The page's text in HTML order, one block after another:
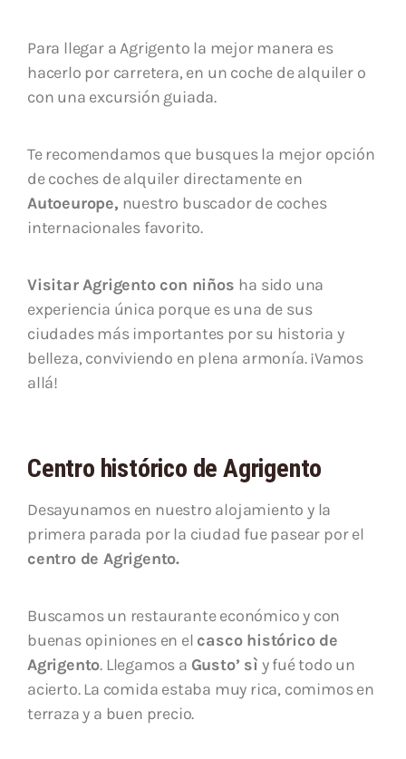
Para llegar a Agrigento la mejor manera es
hacerlo por carretera, en un coche de alquiler o
con una excursión guiada.
Te recomendamos que busques la mejor opción
de coches de alquiler directamente en
Autoeurope, nuestro buscador de coches
internacionales favorito.
Visitar Agrigento con niños ha sido una
experiencia única porque es una de sus
ciudades más importantes por su historia y
belleza, conviviendo en plena armonía. ¡Vamos
allá!
Centro histórico de Agrigento
Desayunamos en nuestro alojamiento y la
primera parada por la ciudad fue pasear por el
centro de Agrigento.
Buscamos un restaurante económico y con
buenas opiniones en el casco histórico de
Agrigento. Llegamos a Gusto’ sì y fué todo un
acierto. La comida estaba muy rica, comimos en
terraza y a buen precio.